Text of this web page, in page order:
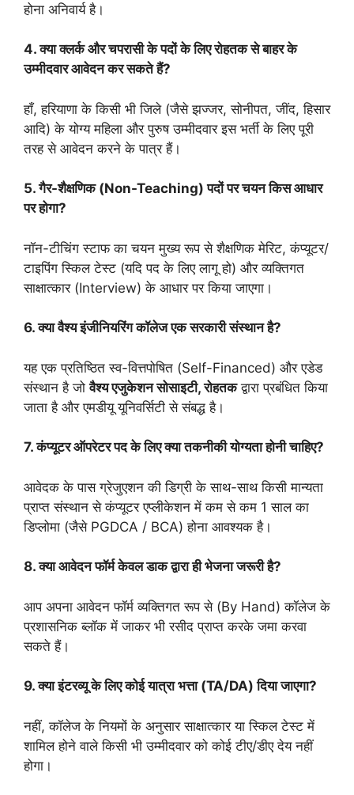
होना अनिवार्य है।
4. क्या क्लर्क और चपरासी के पदों के लिए रोहतक से बाहर के
उम्मीदवार आवेदन कर सकते हैं?
हाँ, हरियाणा के किसी भी जिले (जैसे झज्जर, सोनीपत, जींद, हिसार
आदि) के योग्य महिला और पुरुष उम्मीदवार इस भर्ती के लिए पूरी
तरह से आवेदन करने के पात्र हैं।
5. गैर-शैक्षणिक (Non-Teaching) पदों पर चयन किस आधार
पर होगा?
नॉन-टीचिंग स्टाफ का चयन मुख्य रूप से शैक्षणिक मेरिट, कंप्यूटर/
टाइपिंग स्किल टेस्ट (यदि पद के लिए लागू हो) और व्यक्तिगत
साक्षात्कार (Interview) के आधार पर किया जाएगा।
6. क्या वैश्य इंजीनियरिंग कॉलेज एक सरकारी संस्थान है?
यह एक प्रतिष्ठित स्व-वित्तपोषित (Self-Financed) और एडेड
संस्थान है जोवैश्य एजुकेशन सोसाइटी, रोहतकद्वारा प्रबंधित किया
जाता है और एमडीयू यूनिवर्सिटी से संबद्ध है।
7. कंप्यूटर ऑपरेटर पद के लिए क्या तकनीकी योग्यता होनी चाहिए?
आवेदक के पास ग्रेजुएशन की डिग्री के साथ-साथ किसी मान्यता
प्राप्त संस्थान से कंप्यूटर एप्लीकेशन में कम से कम 1 साल का
डिप्लोमा (जैसे PGDCA / BCA) होना आवश्यक है।
8. क्या आवेदन फॉर्म केवल डाक द्वारा ही भेजना जरूरी है?
आप अपना आवेदन फॉर्म व्यक्तिगत रूप से (By Hand) कॉलेज के
प्रशासनिक ब्लॉक में जाकर भी रसीद प्राप्त करके जमा करवा
सकते हैं।
9. क्या इंटरव्यू के लिए कोई यात्रा भत्ता (TA/DA) दिया जाएगा?
नहीं, कॉलेज के नियमों के अनुसार साक्षात्कार या स्किल टेस्ट में
शामिल होने वाले किसी भी उम्मीदवार को कोई टीए/डीए देय नहीं
होगा।